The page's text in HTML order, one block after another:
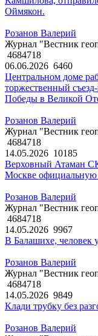
Оймякон.
Розанов Валерий
Журнал "Вестник
4684718
06.06.2026 6460
Центральном доме
торжественный
Победы в Великой
Розанов Валерий
Журнал "Вестник
4684718
14.05.2026 10185
Верховный Атаман
Москве официальную
Розанов Валерий
Журнал "Вестник
4684718
14.05.2026 9967
В Балашихе, человек
Розанов Валерий
Журнал "Вестник
4684718
14.05.2026 9849
Клади трубку без
Розанов Валерий